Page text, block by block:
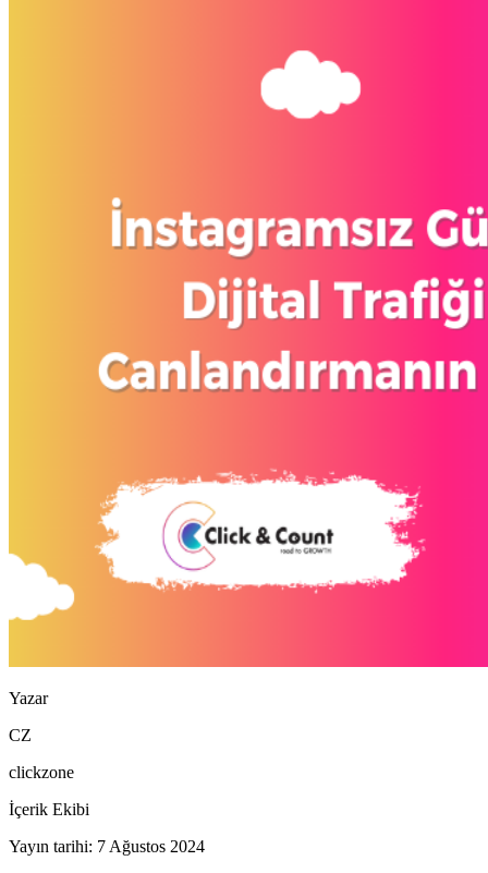
Yazar
CZ
clickzone
İçerik Ekibi
Yayın tarihi: 7 Ağustos 2024